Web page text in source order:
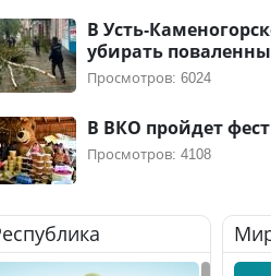
В Усть-
убирать
Просмотров: 6024
В ВКО пройдет
Просмотров: 4108